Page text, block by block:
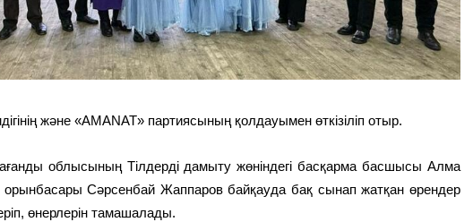
және «AMANAT» партиясының қолдауымен өткізіліп отыр.
облысының Тілдерді дамыту жөніндегі басқарма басшысы Алма
орынбасары Сәрсенбай Жаппаров байқауда бақ сынап жатқан өрендер
өнерлерін тамашалады.